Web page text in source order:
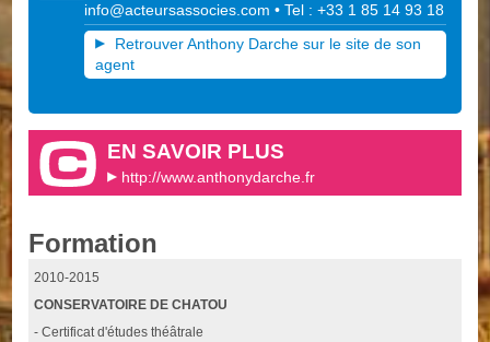
info@acteursassocies.com • Tel : +33 1 85 14 93 18
Retrouver Anthony Darche sur le site de son
agent
EN SAVOIR PLUS
http://www.anthonydarche.fr
Formation
2010-2015
CONSERVATOIRE DE CHATOU
- Certificat d'études théâtrale